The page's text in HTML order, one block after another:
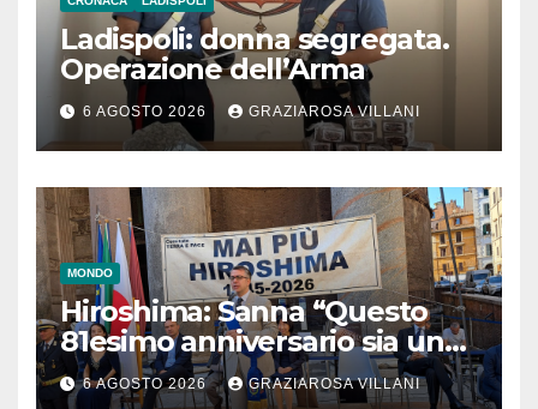
Ladispoli: donna segregata.
Operazione dell’Arma
6 AGOSTO 2026 GRAZIAROSA VILLANI
MONDO
Hiroshima: Sanna “Questo
81esimo anniversario sia un
monito per tutti”
6 AGOSTO 2026 GRAZIAROSA VILLANI